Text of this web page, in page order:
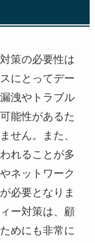
策の必要性は
にとってデー
洩やトラブル
能性があるた
せん。また、
れることが多
ネットワーク
必要となりま
ー対策は、顧
めにも非常に